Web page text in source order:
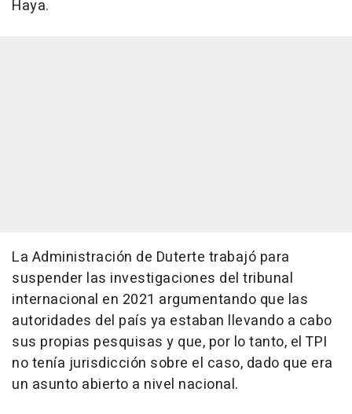
Haya.
La Administración de Duterte trabajó para
suspender las investigaciones del tribunal
internacional en 2021 argumentando que las
autoridades del país ya estaban llevando a cabo
sus propias pesquisas y que, por lo tanto, el TPI
no tenía jurisdicción sobre el caso, dado que era
un asunto abierto a nivel nacional.